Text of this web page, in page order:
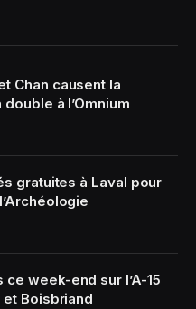
Chan causent la
à l’Omnium
gratuites à Laval pour
ce week-end sur l’A-15
Boisbriand